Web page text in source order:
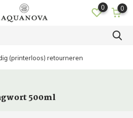
0 0
(printerloos) retourneren
500ml